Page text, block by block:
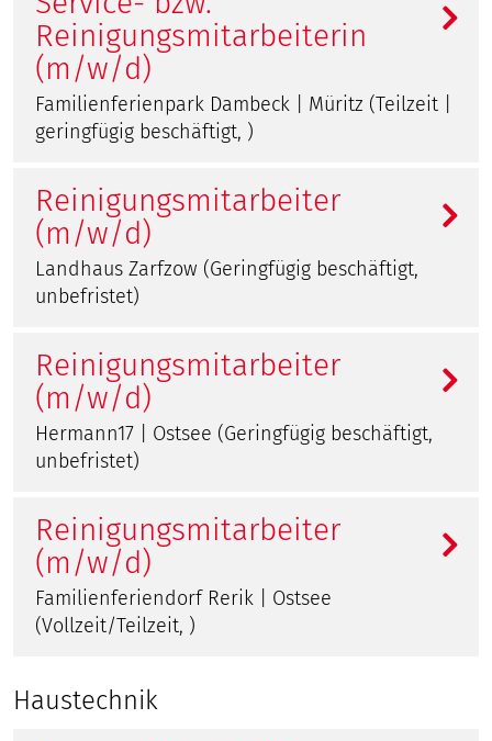
Reinigungsmitarbeiterin
(m/w/d)
Familienferienpark Dambeck | Müritz (Teilzeit |
geringfügig beschäftigt, )
Reinigungsmitarbeiter
(m/w/d)
Landhaus Zarfzow (Geringfügig beschäftigt,
unbefristet)
Reinigungsmitarbeiter
(m/w/d)
Hermann17 | Ostsee (Geringfügig beschäftigt,
unbefristet)
Reinigungsmitarbeiter
(m/w/d)
Familienferiendorf Rerik | Ostsee
(Vollzeit/Teilzeit, )
Haustechnik